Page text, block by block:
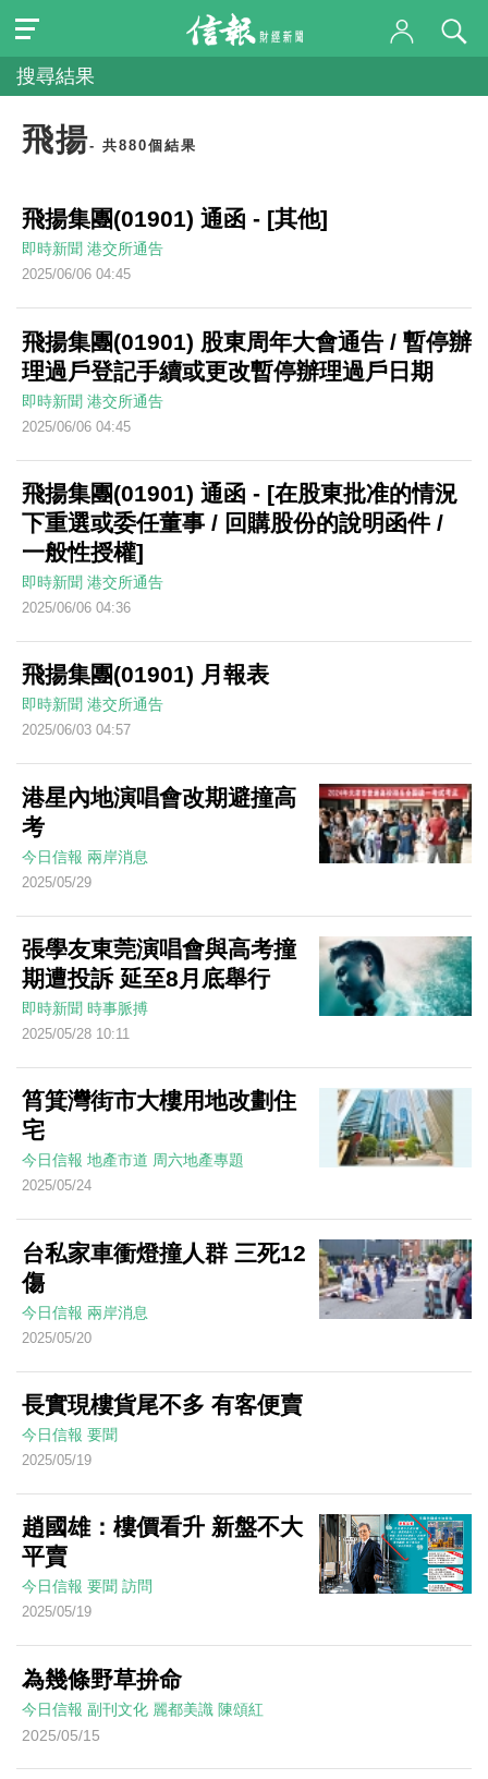
搜尋結果
飛揚- 共880個結果
飛揚集團(01901) 通函 - [其他]
即時新聞 港交所通告
2025/06/06 04:45
飛揚集團(01901) 股東周年大會通告 / 暫停辦
理過戶登記手續或更改暫停辦理過戶日期
即時新聞 港交所通告
2025/06/06 04:45
飛揚集團(01901) 通函 - [在股東批准的情況
下重選或委任董事 / 回購股份的說明函件 /
一般性授權]
即時新聞 港交所通告
2025/06/06 04:36
飛揚集團(01901) 月報表
即時新聞 港交所通告
2025/06/03 04:57
港星內地演唱會改期避撞高
考
今日信報 兩岸消息
2025/05/29
張學友東莞演唱會與高考撞
期遭投訴 延至8月底舉行
即時新聞 時事脈搏
2025/05/28 10:11
筲箕灣街市大樓用地改劃住
宅
今日信報 地產市道 周六地產專題
2025/05/24
台私家車衝燈撞人群 三死12
傷
今日信報 兩岸消息
2025/05/20
長實現樓貨尾不多 有客便賣
今日信報 要聞
2025/05/19
趙國雄：樓價看升 新盤不大
平賣
今日信報 要聞 訪問
2025/05/19
為幾條野草拚命
今日信報 副刊文化 麗都美識 陳頌紅
2025/05/15